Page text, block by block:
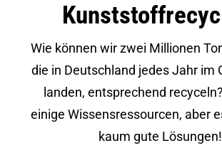
Wie können wir zwei Millionen
die in Deutschland jedes Jahr im
landen, entsprechend
einige Wissensressourcen, aber
kaum gute Lösungen!